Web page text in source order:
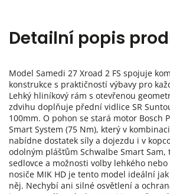
Detailní popis
Model Samedi 27 Xroad 2 FS spojuje
konstrukce s praktičností výbavy pro
Lehký hliníkový rám s otevřenou
zdvihu doplňuje přední vidlice SR
100mm. O pohon se stará motor Bosch
Smart System (75 Nm), který v
nabídne dostatek síly a dojezdu i v
odolným plášťům Schwalbe Smart Sam,
sedlovce a možnosti volby lehkého
nosiče MIK HD je tento model ideální
něj. Nechybí ani silné osvětlení a